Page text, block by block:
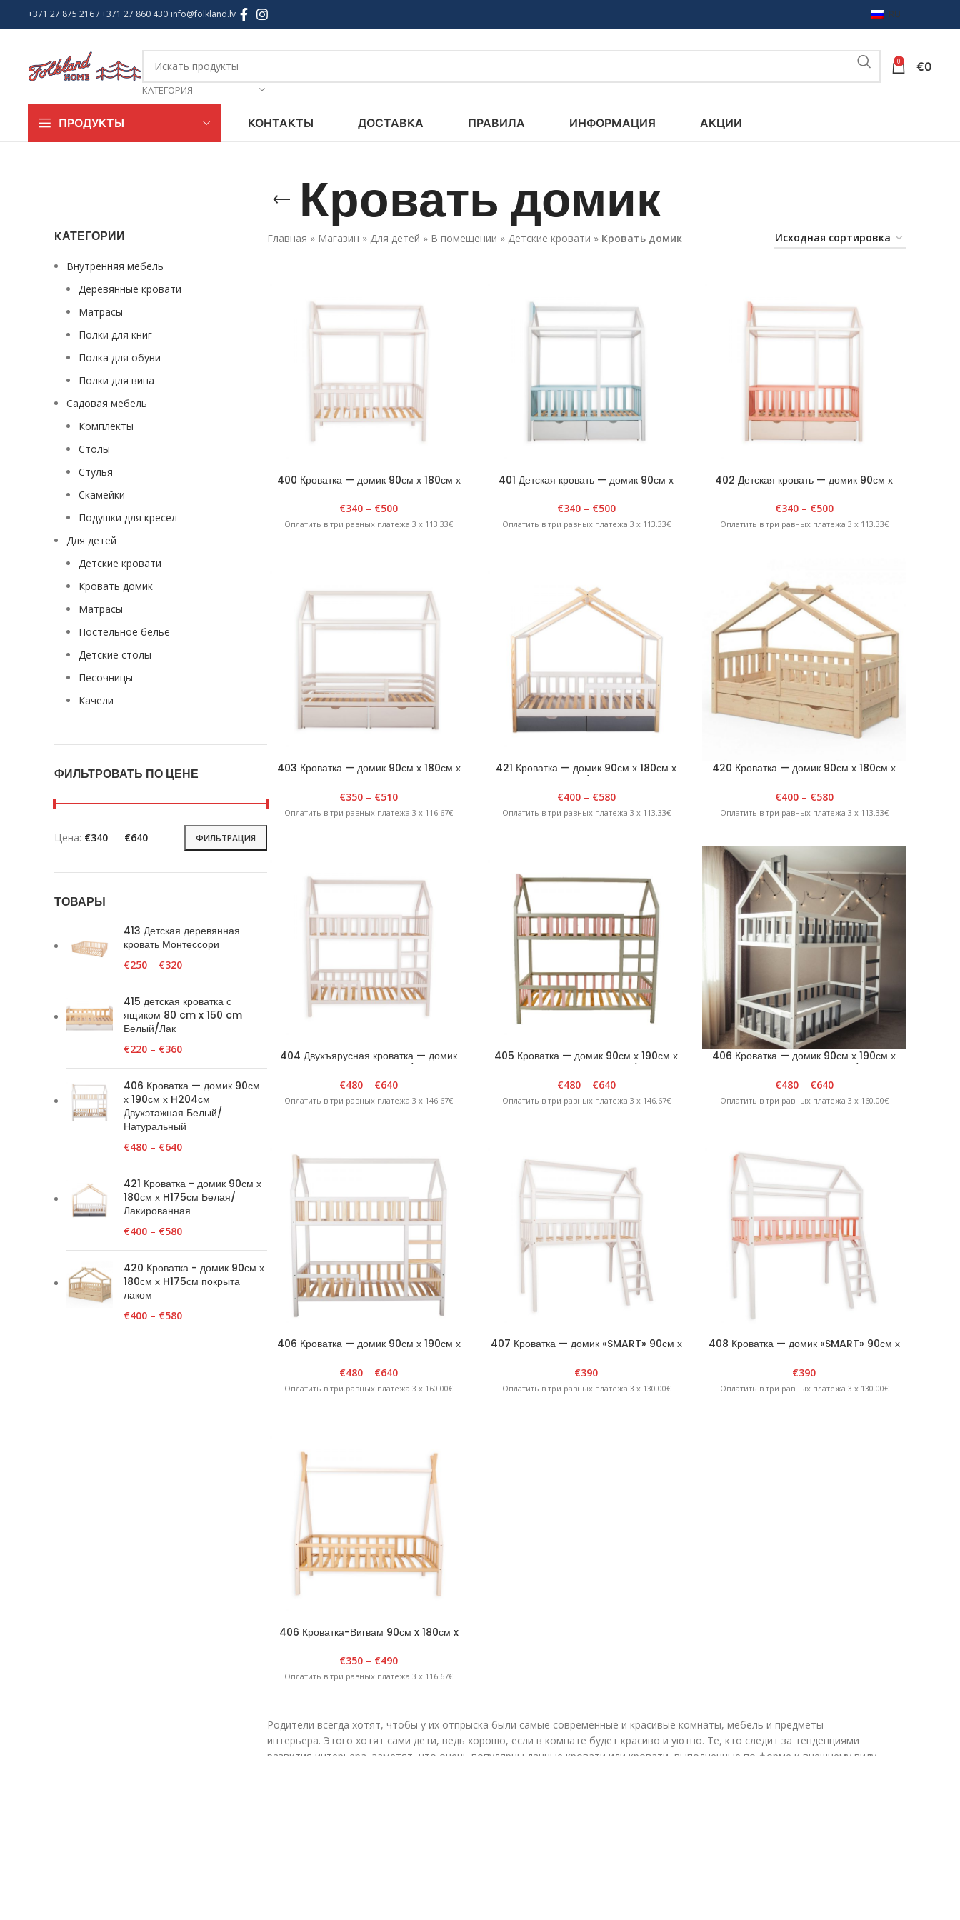
+371 27 875 216/ +371 27 860 430 info@folkland.lv RU
КАТЕГОРИЯ
0 €0
ПРОДУКТЫ КОНТАКТЫ ДОСТАВКА ПРАВИЛА ИНФОРМАЦИЯ АКЦИИ
Кровать домик
KАТЕГОРИИ
Внутренняя мебель
Деревянные кровати
Матрасы
Полки для книг
Полка для обуви
Полки для вина
Садовая мебель
Комплекты
Столы
Стулья
Скамейки
Подушки для кресел
Для детей
Детские кровати
Кровать домик
Матрасы
Постельное бельё
Детские столы
Песочницы
Качели
ФИЛЬТРОВАТЬ ПО ЦЕНЕ
ФИЛЬТРАЦИЯ
Цена: €340 — €640
ТОВАРЫ
413 Детская деревянная
кровать Монтессори
€250 – €320
415 детская кроватка с
ящиком 80 cm x 150 cm
Белый/Лак
€220 – €360
406 Кроватка — домик 90см
х 190см х H204см
Двухэтажная Белый/
Натуральный
€480 – €640
421 Кроватка - домик 90см х
180см х H175см Белая/
Лакированная
€400 – €580
420 Кроватка - домик 90см х
180см х H175см покрыта
лаком
€400 – €580
Главная » Магазин » Для детей » В помещении » Детские кровати » Кровать домик
400 Кроватка — домик 90см х 180см х
€340 – €500
Оплатить в три равных платежа 3 x 113.33€
401 Детская кровать — домик 90см х
€340– €500
Оплатить в три равных платежа 3 x 113.33€
402 Детская кровать — домик 90см х
€340– €500
Оплатить в три равных платежа 3 x 113.33€
403 Кроватка — домик 90см х 180см х
€350 – €510
Оплатить в три равных платежа 3 x 116.67€
421 Кроватка — домик 90см х 180см х
€400– €580
Оплатить в три равных платежа 3 x 113.33€
420 Кроватка — домик 90см х 180см х
€400– €580
Оплатить в три равных платежа 3 x 113.33€
404 Двухъярусная кроватка — домик
€480 – €640
Оплатить в три равных платежа 3 x 146.67€
405 Кроватка — домик 90см х 190см х
€480– €640
Оплатить в три равных платежа 3 x 146.67€
406 Кроватка — домик 90см х 190см х
€480– €640
Оплатить в три равных платежа 3 x 160.00€
406 Кроватка — домик 90см х 190см х
Натуральный
€480 – €640
Оплатить в три равных платежа 3 x 160.00€
407 Кроватка — домик «SMART» 90см х
€390
Оплатить в три равных платежа 3 x 130.00€
408 Кроватка — домик «SMART» 90см х
€390
Оплатить в три равных платежа 3 x 130.00€
406 Кроватка-Вигвам 90см x 180см x
€350 – €490
Оплатить в три равных платежа 3 x 116.67€
Родители всегда хотят, чтобы у их отпрыска были самые современные и красивые комнаты, мебель и предметы
интерьера. Этого хотят сами дети, ведь хорошо, если в комнате будет красиво и уютно. Те, кто следит за тенденциями
развития интерьера, заметят, что очень популярны дачные кровати или кровати, выполненные по форме и внешнему виду